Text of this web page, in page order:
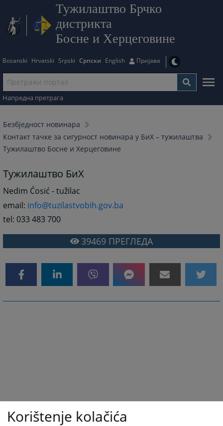
Тужилаштво Брчко
дистрикта
Босне и Херцеговине
Bosanski Hrvatski Srpski Српски English Пријава
Напредна претрага
Безбjедност новинара
Контакт тачке за сигурност новинара у БиХ – тужилаштва
Тужилаштво Босне и Херцеговине
Тужилаштво БиХ
Nedim Ćosić - tužilac
email: info@tuzilastvobih.gov.ba
tel: 033 483 700
39469 ПРЕГЛЕДА
Korištenje kolačića